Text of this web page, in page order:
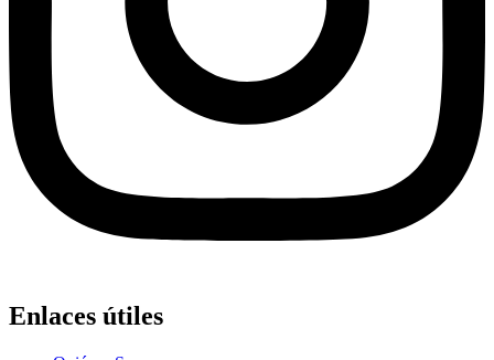
Enlaces útiles